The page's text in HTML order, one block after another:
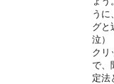
うに
グと
泣）
クリ
で、
定法